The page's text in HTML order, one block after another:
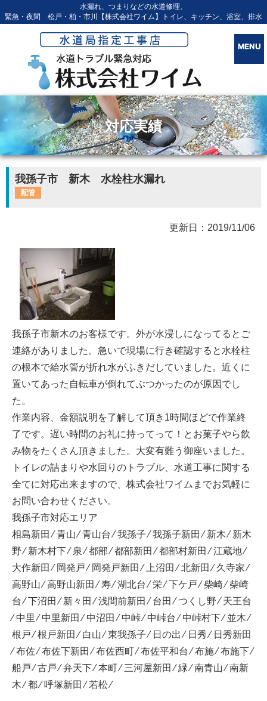
水漏れ、つまりなどの水道修理、
緊急・夜間 松戸・柏・市川【株式会社ワイム】トイレ、キッチン、浴室、排水
対応実績
我孫子市 新木 水栓柱水漏れ
配管
更新日：2019/11/06
我孫子市新木のお客様です。外が水浸しになってるとご
連絡がありました。急いで現場に行き確認すると水栓柱
の根本で給水管が折れ水がふきだしていました。近くに
置いてあった自転車が倒れてぶつかったのが原因でし
た。
作業内容、金額説明を了解して頂き1時間ほどで作業終
了です。遅い時間のお礼に持ってって！とお菓子やら飲
み物をたくさん頂きました。大変有難う御座いました。
トイレの詰まりや水回りのトラブル、水道工事に関する
全てに対応出来ますので、株式会社ワイムまでお気軽に
お問い合わせください。
我孫子市対応エリア
相島新田 ⁄ 青山 ⁄ 青山台 ⁄ 我孫子 ⁄ 我孫子新田 ⁄ 新木 ⁄ 新木
野 ⁄ 新木村下 ⁄ 泉 ⁄ 都部 ⁄ 都部新田 ⁄ 都部村新田 ⁄ 江蔵地 ⁄
大作新田 ⁄ 岡発戸 ⁄ 岡発戸新田 ⁄ 上沼田 ⁄ 北新田 ⁄ 久寺家 ⁄
高野山 ⁄ 高野山新田 ⁄ 寿 ⁄ 湖北台 ⁄ 栄 ⁄ 下ケ戸 ⁄ 柴崎 ⁄ 柴崎
台 ⁄ 下沼田 ⁄ 新々田 ⁄ 浅間前新田 ⁄ 台田 ⁄ つくし野 ⁄ 天王台
⁄ 中里 ⁄ 中里新田 ⁄ 中沼田 ⁄ 中峠 ⁄ 中峠台 ⁄ 中峠村下 ⁄ 並木 ⁄
根戸 ⁄ 根戸新田 ⁄ 白山 ⁄ 東我孫子 ⁄ 日の出 ⁄ 日秀 ⁄ 日秀新田
⁄ 布佐 ⁄ 布佐下新田 ⁄ 布佐酉町 ⁄ 布佐平和台 ⁄ 布施 ⁄ 布施下 ⁄
船戸 ⁄ 古戸 ⁄ 弁天下 ⁄ 本町 ⁄ 三河屋新田 ⁄ 緑 ⁄ 南青山 ⁄ 南新
木 ⁄ 都 ⁄ 呼塚新田 ⁄ 若松 ⁄